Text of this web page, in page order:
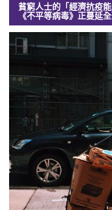
貧窮人士的「經濟抗疫
《不平等病毒》正蔓延